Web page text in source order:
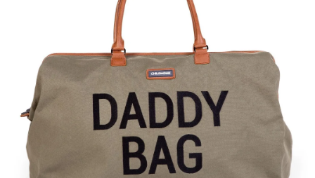
DARČEKOVÉ BOXY
O nás Všeobecné obchodné podmienky
Blog
Reklamačný poriadok
Podmienky ochrany osobných údajov a poučenie o cookies
Formulár na odstúpenie od zmluvy
Reklamačný formulár